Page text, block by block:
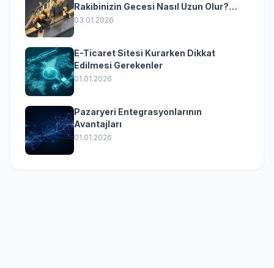
Rakibinizin Gecesi Nasıl Uzun Olur?
(Kurumsal Yazılımın Güçlü Rolü)
03.01.2026
E-Ticaret Sitesi Kurarken Dikkat
Edilmesi Gerekenler
01.01.2026
Pazaryeri Entegrasyonlarının
Avantajları
01.01.2026